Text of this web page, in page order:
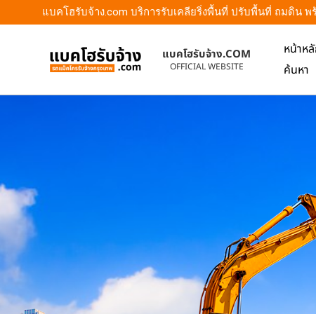
แบคโฮรับจ้าง.com บริการรับเคลียริ่งพื้นที่ ปรับพื้นที่ ถมดิน พ
แบคโฮรับจ้าง.COM
OFFICIAL WEBSITE
หน้าห
ค้นหา